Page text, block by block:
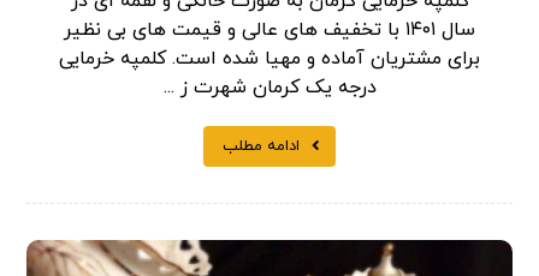
سال ۱۴۰۱ با تخفیف های عالی و قیمت های بی نظیر
برای مشتریان آماده و مهیا شده است. کلمپه خرمایی
درجه یک کرمان شهرت ز ...
ادامه مطلب